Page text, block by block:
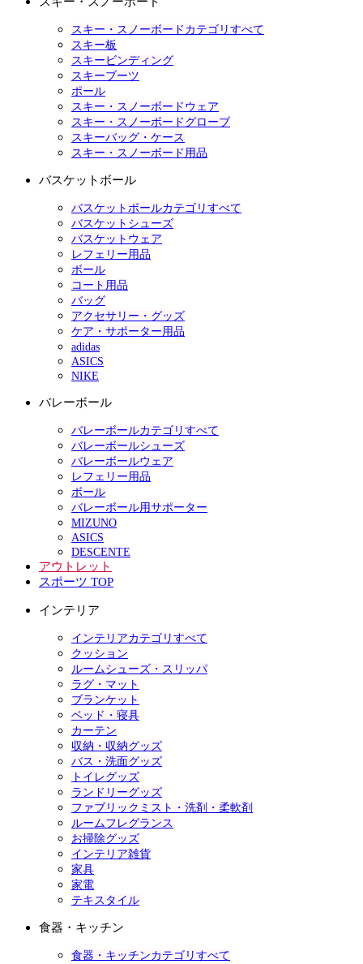
スキー・スノーボードカテゴリすべて
スキー板
スキービンディング
スキーブーツ
ポール
スキー・スノーボードウェア
スキー・スノーボードグローブ
スキーバッグ・ケース
スキー・スノーボード用品
バスケットボール
バスケットボールカテゴリすべて
バスケットシューズ
バスケットウェア
レフェリー用品
ボール
コート用品
バッグ
アクセサリー・グッズ
ケア・サポーター用品
adidas
ASICS
NIKE
バレーボール
バレーボールカテゴリすべて
バレーボールシューズ
バレーボールウェア
レフェリー用品
ボール
バレーボール用サポーター
MIZUNO
ASICS
DESCENTE
アウトレット
スポーツ TOP
インテリア
インテリアカテゴリすべて
クッション
ルームシューズ・スリッパ
ラグ・マット
ブランケット
ベッド・寝具
カーテン
収納・収納グッズ
バス・洗面グッズ
トイレグッズ
ランドリーグッズ
ファブリックミスト・洗剤・柔軟剤
ルームフレグランス
お掃除グッズ
インテリア雑貨
家具
家電
テキスタイル
食器・キッチン
食器・キッチンカテゴリすべて